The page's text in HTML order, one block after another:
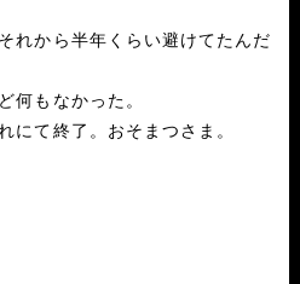
れから半年くらい避けてたんだ
何もなかった。
にて終了。おそまつさま。